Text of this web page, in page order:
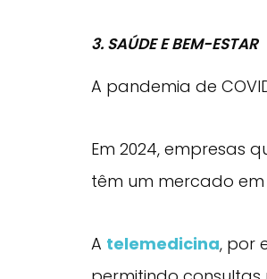
3. SAÚDE E BEM-ESTAR
A pandemia de
Em 2024, empresas
têm um mercado em
A telemedicina, por